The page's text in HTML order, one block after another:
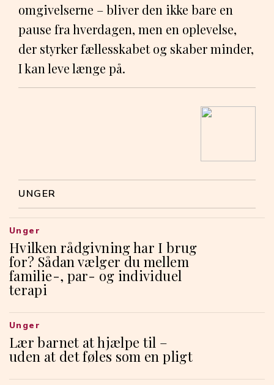
omgivelserne – bliver den ikke bare en
pause fra hverdagen, men en oplevelse,
der styrker fællesskabet og skaber minder,
I kan leve længe på.
UNGER
Hvilken rådgivning har I brug
for? Sådan vælger du mellem
familie-, par- og individuel
terapi
Unger
Lær barnet at hjælpe til –
uden at det føles som en pligt
Unger